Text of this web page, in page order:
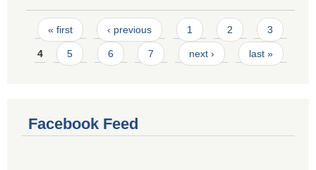
Pages
« first ‹ previous 1 2 3
4 5 6 7 next › last »
Facebook Feed